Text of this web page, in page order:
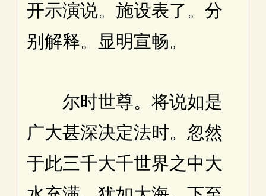
开示演说。施设表了。分
别解释。显明宣畅。
尔时世尊。将说如是
广大甚深决定法时。忽然
于此三千大千世界之中大